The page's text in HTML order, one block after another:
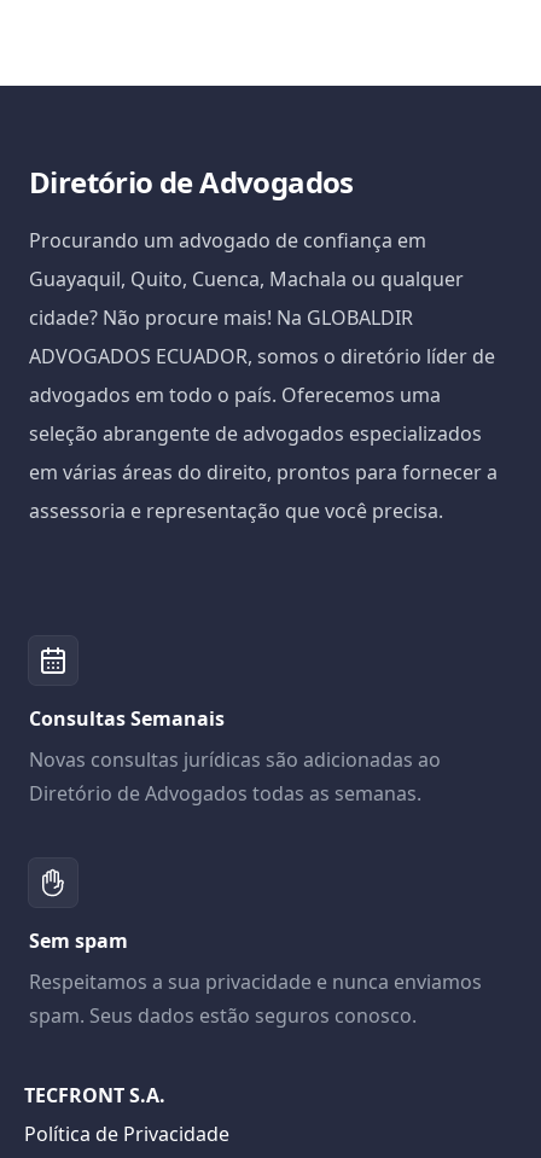
Diretório de Advogados
Procurando um advogado de confiança em
Guayaquil, Quito, Cuenca, Machala ou qualquer
cidade? Não procure mais! Na GLOBALDIR
ADVOGADOS ECUADOR, somos o diretório líder de
advogados em todo o país. Oferecemos uma
seleção abrangente de advogados especializados
em várias áreas do direito, prontos para fornecer a
assessoria e representação que você precisa.
Consultas Semanais
Novas consultas jurídicas são adicionadas ao
Diretório de Advogados todas as semanas.
Sem spam
Respeitamos a sua privacidade e nunca enviamos
spam. Seus dados estão seguros conosco.
TECFRONT S.A.
Política de Privacidade